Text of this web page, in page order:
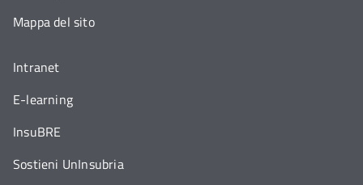
Mappa del sito
Intranet
E-learning
InsuBRE
Sostieni UnInsubria